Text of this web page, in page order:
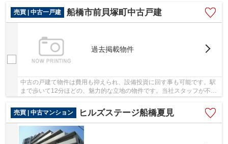
売買 | 中古一戸建
船橋市前貝塚町中古戸建
過去掲載物件
中古の戸建て物件は費用も抑えられ、設備投資に回す事も可能です。駅
まで歩いて12分ほどの、魅力的な立地の物件です。当社スタッフが不動
売買 | 中古マンション
ヒルズステージ船橋夏見